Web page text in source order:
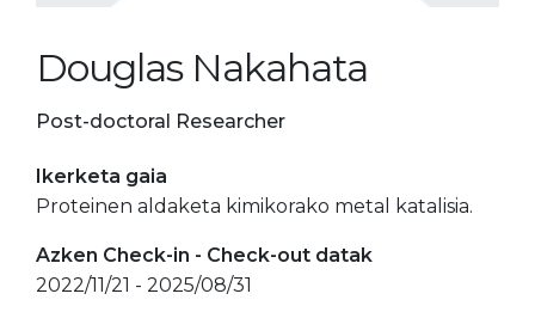
Douglas Nakahata
Post-doctoral Researcher
Ikerketa gaia
Proteinen aldaketa kimikorako metal katalisia.
Azken Check-in - Check-out datak
2022/11/21 - 2025/08/31